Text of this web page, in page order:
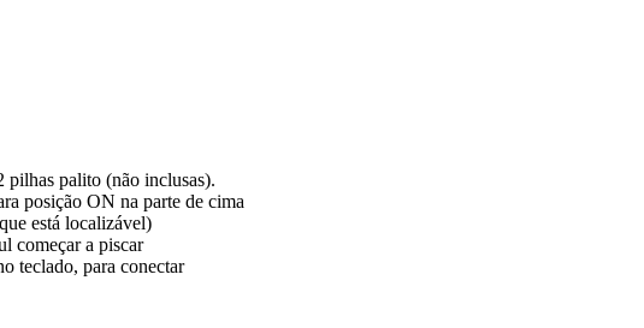
pilhas palito (não inclusas).
posição ON na parte de cima
está localizável)
começar a piscar
teclado, para conectar